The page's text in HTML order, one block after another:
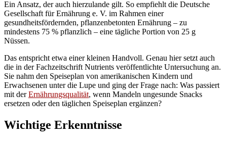
Ein Ansatz, der auch hierzulande gilt. So empfiehlt die Deutsche
Gesellschaft für Ernährung e. V. im Rahmen einer
gesundheitsfördernden, pflanzenbetonten Ernährung – zu
mindestens 75 % pflanzlich – eine tägliche Portion von 25 g
Nüssen.
Das entspricht etwa einer kleinen Handvoll. Genau hier setzt auch
die in der Fachzeitschrift Nutrients veröffentlichte Untersuchung an.
Sie nahm den Speiseplan von amerikanischen Kindern und
Erwachsenen unter die Lupe und ging der Frage nach: Was passiert
mit derErnährungsqualität, wenn Mandeln ungesunde Snacks
ersetzen oder den täglichen Speiseplan ergänzen?
Wichtige Erkenntnisse